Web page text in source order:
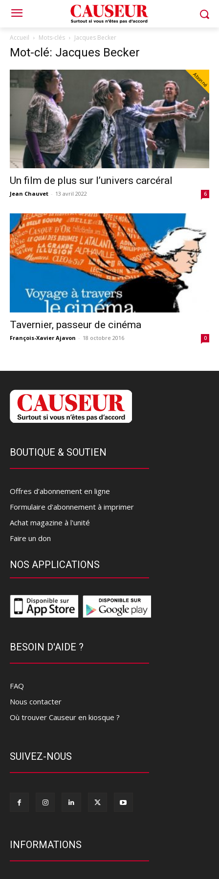
Accueil Mots-clés Jacques Becker
Mot-clé: Jacques Becker
Abonné
Un film de plus sur l’univers carcéral
Jean Chauvet - 13 avril 2022 6
Tavernier, passeur de cinéma
François-Xavier Ajavon - 18 octobre 2016 0
BOUTIQUE & SOUTIEN
Offres d’abonnement en ligne
Formulaire d'abonnement à imprimer
Achat magazine à l'unité
Faire un don
NOS APPLICATIONS
BESOIN D'AIDE ?
FAQ
Nous contacter
Où trouver Causeur en kiosque ?
SUIVEZ-NOUS
INFORMATIONS